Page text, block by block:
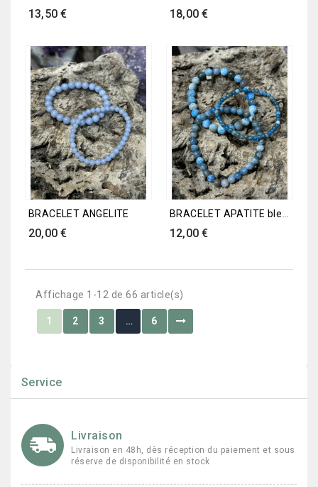
Prix
13,50 € Prix
18,00 €
BRACELET ANGELITE
Prix
20,00 €
BRACELET APATITE bleue
Prix
12,00 €
Affichage 1-12 de 66 article(s)
1 2 3 … 6
Service
Livraison
Livraison en 48h, dès réception du paiement et sous
réserve de disponibilité en stock